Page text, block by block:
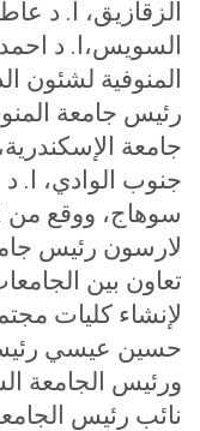
الزقازيق، ا. د
السويس،ا. د
المنوفية لشئون
رئيس جامعة
جامعة
جنوب الوادي، ا.
سوهاج، ووقع من
لارسون رئيس
تعاون بين
لإنشاء كليات
حسين عيسي رئيس
ورئيس الجامعة
نائب رئيس